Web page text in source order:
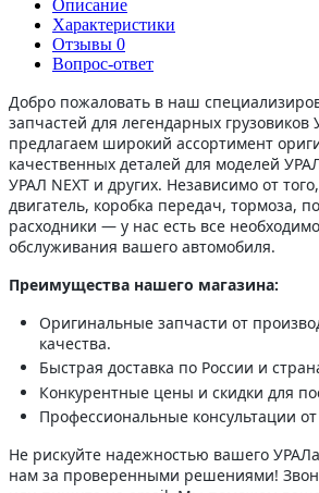
Описание
Характеристики
Отзывы 0
Вопрос-ответ
Добро пожаловать в наш
запчастей для легендарных
предлагаем широкий ассортимент
качественных деталей для моделей
УРАЛ NEXT и других. Независимо от
двигатель, коробка передач, тормоза,
расходники — у нас есть все
обслуживания вашего автомобиля.
Преимущества нашего магазина:
Оригинальные запчасти от
качества.
Быстрая доставка по России и
Конкурентные цены и скидки для
Профессиональные консультации от
Не рискуйте надежностью вашего
нам за проверенными решениями!